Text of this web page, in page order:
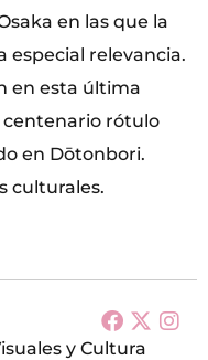
en las que la
especial relevancia.
en esta última
rótulo
en Dōtonbori.
culturales.
y Cultura